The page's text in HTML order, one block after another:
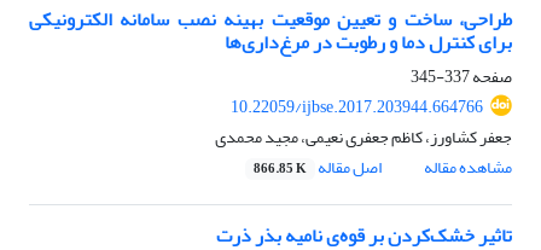
طراحی، ساخت و تعیین موقعیت بهینه نصب سامانه الکترونیکی
برای کنترل دما و رطوبت در مرغ‌داری‌ها
صفحه337-345
10.22059/ijbse.2017.203944.664766
جعفر کشاورز، کاظم جعفری نعیمی، مجید محمدی
مشاهده مقاله
اصل مقاله 866.85 K
تاثیر خشک‌کردن بر قوه‌ی نامیه بذر ذرت